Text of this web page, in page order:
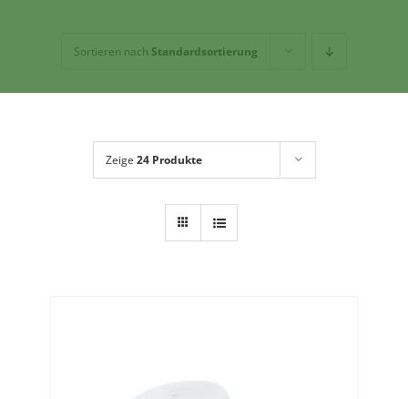
Geschirr
Dies + Das
Sortieren nach Standardsortierung
Zeige 24 Produkte